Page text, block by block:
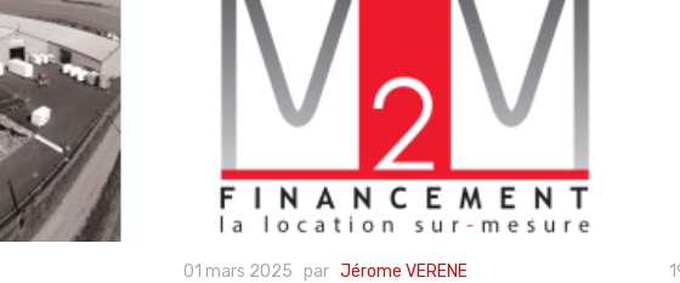
01 mars 2025 par Jérome VERENE